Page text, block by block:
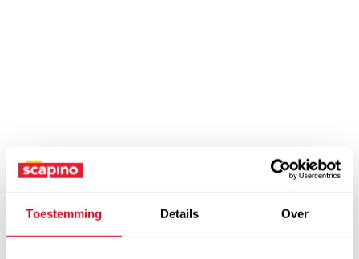
Toestemming Details Over